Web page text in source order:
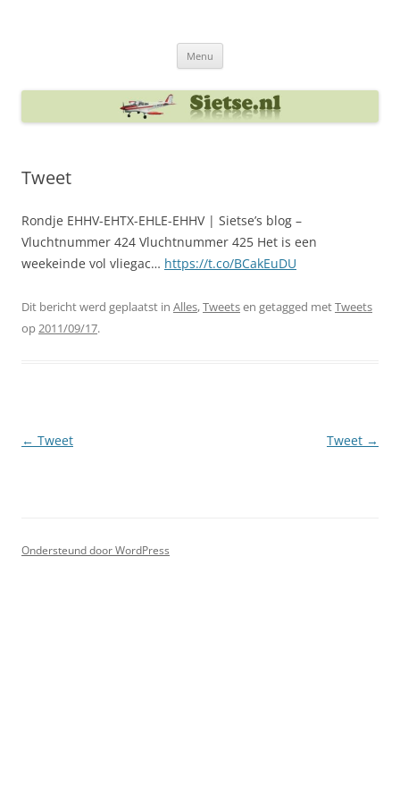
Menu
Tweet
Rondje EHHV-EHTX-EHLE-EHHV | Sietse’s blog –
Vluchtnummer 424 Vluchtnummer 425 Het is een
weekeinde vol vliegac… https://t.co/BCakEuDU
Dit bericht werd geplaatst in Alles,Tweetsen getagged metTweets
op2011/09/17.
Berichtnavigatie
← Tweet Tweet →
Ondersteund door WordPress